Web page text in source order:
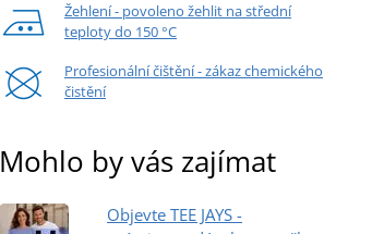
Žehlení - povoleno žehlit na střední
teploty do 150 °C
Profesionální čištění - zákaz chemického
čistění
Mohlo by vás zajímat
Objevte TEE JAYS -